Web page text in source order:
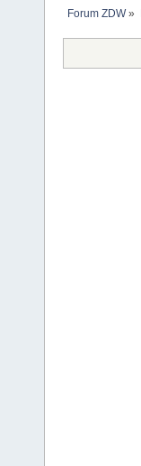
Forum ZDW»